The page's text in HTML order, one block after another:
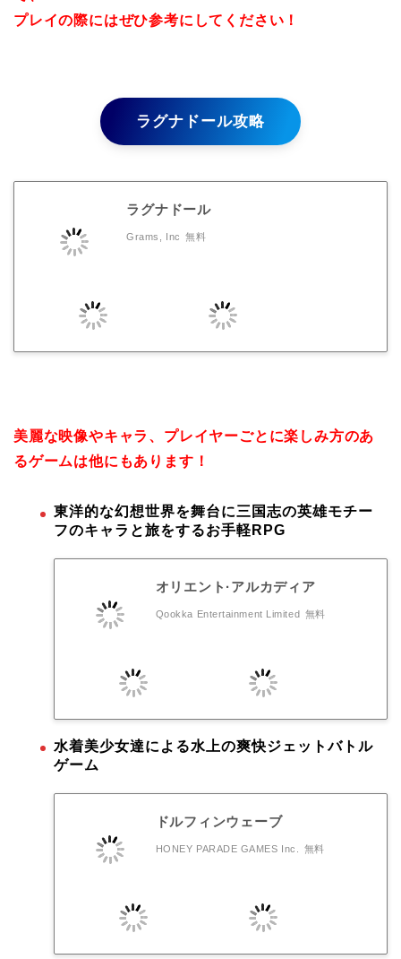
プレイの際にはぜひ参考にしてください！
ラグナドール攻略
ラグナドール
Grams, Inc 無料
美麗な映像やキャラ、プレイヤーごとに楽しみ方のあ
るゲームは他にもあります！
東洋的な幻想世界を舞台に三国志の英雄モチー
フのキャラと旅をするお手軽RPG
オリエント·アルカディア
Qookka Entertainment Limited 無料
水着美少女達による水上の爽快ジェットバトル
ゲーム
ドルフィンウェーブ
HONEY PARADE GAMES Inc. 無料